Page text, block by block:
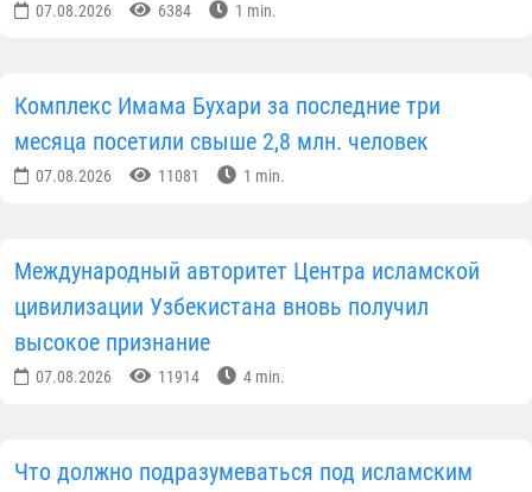
07.08.2026 6384 1 min.
Комплекс Имама Бухари за последние три
месяца посетили свыше 2,8 млн. человек
07.08.2026 11081 1 min.
Международный авторитет Центра исламской
цивилизации Узбекистана вновь получил
высокое признание
07.08.2026 11914 4 min.
Что должно подразумеваться под исламским